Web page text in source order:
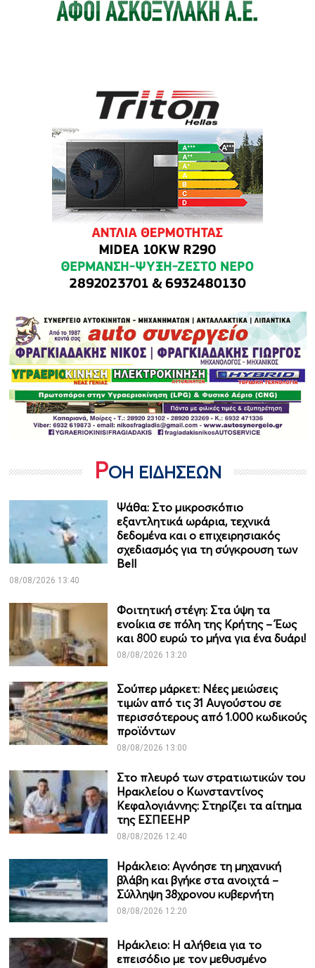
ΡΟΗ ΕΙΔΗΣΕΩΝ
Ψάθα: Στο μικροσκόπιο
εξαντλητικά ωράρια, τεχνικά
δεδομένα και ο επιχειρησιακός
σχεδιασμός για τη σύγκρουση των
Bell
08/08/2026 13:40
Φοιτητική στέγη: Στα ύψη τα
ενοίκια σε πόλη της Κρήτης – Έως
και 800 ευρώ το μήνα για ένα δυάρι!
08/08/2026 13:20
Σούπερ μάρκετ: Νέες μειώσεις
τιμών από τις 31 Αυγούστου σε
περισσότερους από 1.000 κωδικούς
προϊόντων
08/08/2026 13:00
Στο πλευρό των στρατιωτικών του
Ηρακλείου ο Κωνσταντίνος
Κεφαλογιάννης: Στηρίζει τα αίτημα
της ΕΣΠΕΕΗΡ
08/08/2026 12:40
Ηράκλειο: Αγνόησε τη μηχανική
βλάβη και βγήκε στα ανοιχτά –
Σύλληψη 38χρονου κυβερνήτη
08/08/2026 12:20
Ηράκλειο: Η αλήθεια για το
επεισόδιο με τον μεθυσμένο